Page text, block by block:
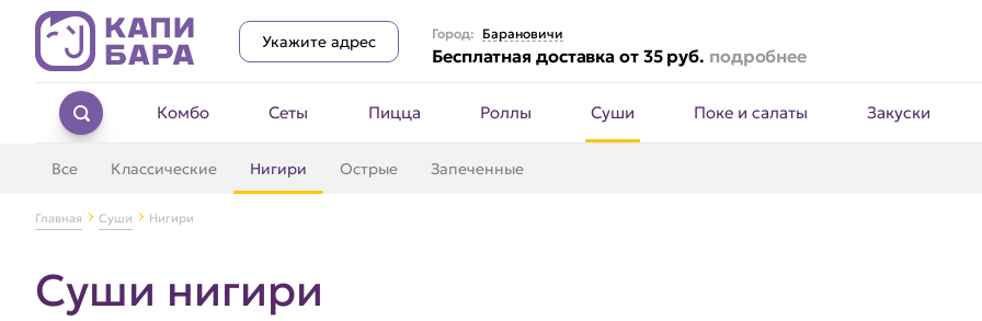
Укажите адрес Город: Барановичи
Бесплатная доставка от 35 руб. подробнее
Комбо Сеты Пицца Роллы Суши Поке и салаты Закуски
Все Классические Нигири Острые Запеченные
Главная Суши Нигири
Суши нигири